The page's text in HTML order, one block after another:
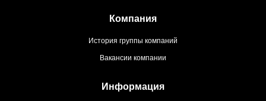
Компания
История группы компаний
Вакансии компании
Информация